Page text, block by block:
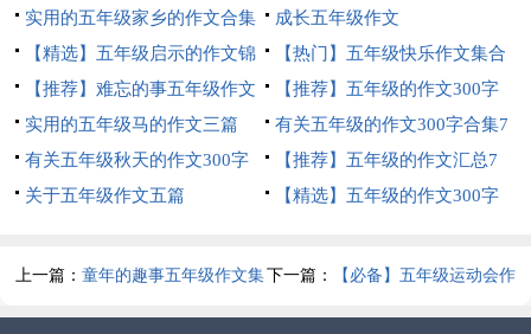
实用的五年级家乡的作文合集
6篇
成长五年级作文
【精选】五年级启示的作文锦
集八篇
【热门】五年级快乐作文集合
八篇
【推荐】难忘的事五年级作文
汇总九篇
【推荐】五年级的作文300字
集锦九篇
实用的五年级马的作文三篇
有关五年级的作文300字合集7
篇
有关五年级秋天的作文300字
集合8篇
【推荐】五年级的作文汇总7
篇
关于五年级作文五篇
【精选】五年级的作文300字
上一篇：童年的趣事五年级作文集
合10篇
下一篇： 【必备】五年级运动会作
文集合六篇